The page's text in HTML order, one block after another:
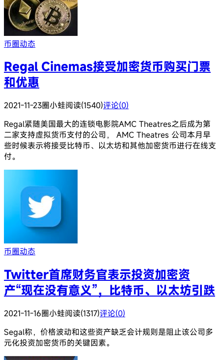
币圈动态
Regal Cinemas接受加密货币购买门票
和优惠
2021-11-23圈小蛙阅读(1540)评论(0)
Regal紧随美国最大的连锁电影院AMC Theatres之后成为第
二家支持虚拟货币支付的公司， AMC Theatres 公司本月早
些时候表示将接受比特币、以太坊和其他加密货币进行在线支
付。
币圈动态
Twitter首席财务官表示投资加密资
产“现在没有意义”，比特币、以太坊引跌
2021-11-16圈小蛙阅读(1317)评论(0)
Segal称，价格波动和这些资产缺乏会计规则是阻止该公司多
元化投资加密货币的关键因素。